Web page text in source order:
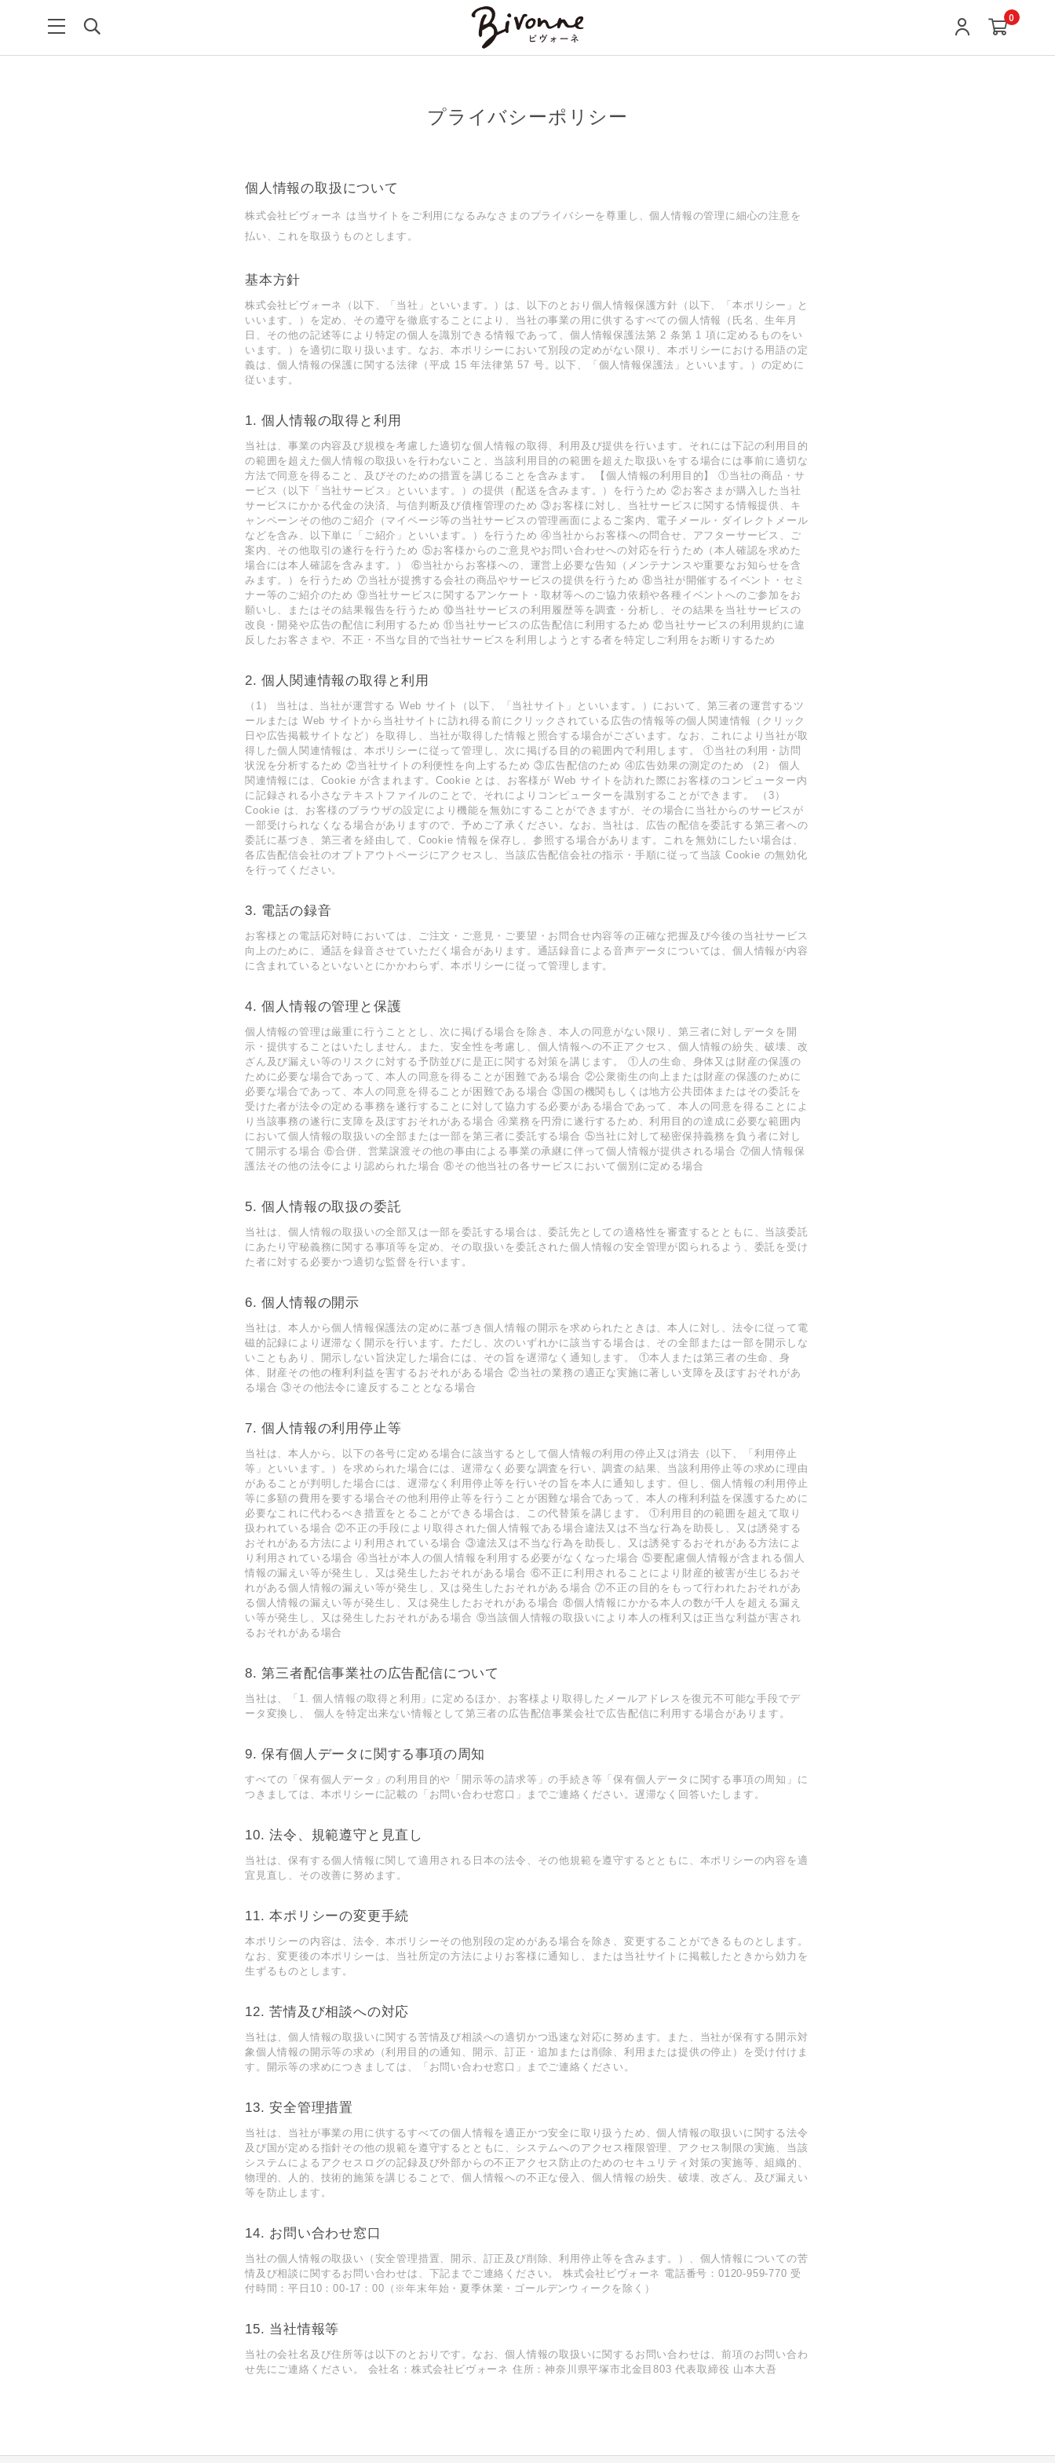
0
プライバシーポリシー
個人情報の取扱について
株式会社ビヴォーネ は当サイトをご利用になるみなさまのプライバシーを尊重し、個人情報の管理に細心の注意を
払い、これを取扱うものとします。
基本方針
株式会社ビヴォーネ（以下、「当社」といいます。）は、以下のとおり個⼈情報保護⽅針（以下、「本ポリシー」と
いいます。）を定め、その遵守を徹底することにより、当社の事業の⽤に供するすべての個⼈情報（⽒名、⽣年⽉
⽇、その他の記述等により特定の個⼈を識別できる情報であって、個⼈情報保護法第 2 条第 1 項に定めるものをい
います。）を適切に取り扱います。なお、本ポリシーにおいて別段の定めがない限り、本ポリシーにおける⽤語の定
義は、個⼈情報の保護に関する法律（平成 15 年法律第 57 号。以下、「個⼈情報保護法」といいます。）の定めに
従います。
1. 個⼈情報の取得と利⽤
当社は、事業の内容及び規模を考慮した適切な個⼈情報の取得、利⽤及び提供を⾏います。それには下記の利⽤⽬的
の範囲を超えた個⼈情報の取扱いを⾏わないこと、当該利⽤⽬的の範囲を超えた取扱いをする場合には事前に適切な
⽅法で同意を得ること、及びそのための措置を講じることを含みます。 【個⼈情報の利⽤⽬的】 ①当社の商品・サ
ービス（以下「当社サービス」といいます。）の提供（配送を含みます。）を⾏うため ②お客さまが購⼊した当社
サービスにかかる代⾦の決済、与信判断及び債権管理のため ③お客様に対し、当社サービスに関する情報提供、キ
ャンペーンその他のご紹介（マイページ等の当社サービスの管理画⾯によるご案内、電⼦メール・ダイレクトメール
などを含み、以下単に「ご紹介」といいます。）を⾏うため ④当社からお客様への問合せ、アフターサービス、ご
案内、その他取引の遂⾏を⾏うため ⑤お客様からのご意⾒やお問い合わせへの対応を⾏うため（本⼈確認を求めた
場合には本⼈確認を含みます。） ⑥当社からお客様への、運営上必要な告知（メンテナンスや重要なお知らせを含
みます。）を⾏うため ⑦当社が提携する会社の商品やサービスの提供を⾏うため ⑧当社が開催するイベント・セミ
ナー等のご紹介のため ⑨当社サービスに関するアンケート・取材等へのご協⼒依頼や各種イベントへのご参加をお
願いし、またはその結果報告を⾏うため ⑩当社サービスの利⽤履歴等を調査・分析し、その結果を当社サービスの
改良・開発や広告の配信に利⽤するため ⑪当社サービスの広告配信に利⽤するため ⑫当社サービスの利⽤規約に違
反したお客さまや、不正・不当な⽬的で当社サービスを利⽤しようとする者を特定しご利⽤をお断りするため
2. 個⼈関連情報の取得と利⽤
（1） 当社は、当社が運営する Web サイト（以下、「当社サイト」といいます。）において、第三者の運営するツ
ールまたは Web サイトから当社サイトに訪れ得る前にクリックされている広告の情報等の個⼈関連情報（クリック
⽇や広告掲載サイトなど）を取得し、当社が取得した情報と照合する場合がございます。なお、これにより当社が取
得した個⼈関連情報は、本ポリシーに従って管理し、次に掲げる⽬的の範囲内で利⽤します。 ①当社の利⽤・訪問
状況を分析するため ②当社サイトの利便性を向上するため ③広告配信のため ④広告効果の測定のため （2） 個⼈
関連情報には、Cookie が含まれます。Cookie とは、お客様が Web サイトを訪れた際にお客様のコンピューター内
に記録される⼩さなテキストファイルのことで、それによりコンピューターを識別することができます。 （3）
Cookie は、お客様のブラウザの設定により機能を無効にすることができますが、その場合に当社からのサービスが
⼀部受けられなくなる場合がありますので、予めご了承ください。なお、当社は、広告の配信を委託する第三者への
委託に基づき、第三者を経由して、Cookie 情報を保存し、参照する場合があります。これを無効にしたい場合は、
各広告配信会社のオプトアウトページにアクセスし、当該広告配信会社の指⽰・⼿順に従って当該 Cookie の無効化
を⾏ってください。
3. 電話の録⾳
お客様との電話応対時においては、ご注⽂・ご意⾒・ご要望・お問合せ内容等の正確な把握及び今後の当社サービス
向上のために、通話を録⾳させていただく場合があります。通話録⾳による⾳声データについては、個⼈情報が内容
に含まれているといないとにかかわらず、本ポリシーに従って管理します。
4. 個⼈情報の管理と保護
個⼈情報の管理は厳重に⾏うこととし、次に掲げる場合を除き、本⼈の同意がない限り、第三者に対しデータを開
⽰・提供することはいたしません。また、安全性を考慮し、個⼈情報への不正アクセス、個⼈情報の紛失、破壊、改
ざん及び漏えい等のリスクに対する予防並びに是正に関する対策を講じます。 ①⼈の⽣命、⾝体⼜は財産の保護の
ために必要な場合であって、本⼈の同意を得ることが困難である場合 ②公衆衛⽣の向上または財産の保護のために
必要な場合であって、本⼈の同意を得ることが困難である場合 ③国の機関もしくは地⽅公共団体またはその委託を
受けた者が法令の定める事務を遂⾏することに対して協⼒する必要がある場合であって、本⼈の同意を得ることによ
り当該事務の遂⾏に⽀障を及ぼすおそれがある場合 ④業務を円滑に遂⾏するため、利⽤⽬的の達成に必要な範囲内
において個⼈情報の取扱いの全部または⼀部を第三者に委託する場合 ⑤当社に対して秘密保持義務を負う者に対し
て開⽰する場合 ⑥合併、営業譲渡その他の事由による事業の承継に伴って個⼈情報が提供される場合 ⑦個⼈情報保
護法その他の法令により認められた場合 ⑧その他当社の各サービスにおいて個別に定める場合
5. 個⼈情報の取扱の委託
当社は、個⼈情報の取扱いの全部⼜は⼀部を委託する場合は、委託先としての適格性を審査するとともに、当該委託
にあたり守秘義務に関する事項等を定め、その取扱いを委託された個⼈情報の安全管理が図られるよう、委託を受け
た者に対する必要かつ適切な監督を⾏います。
6. 個⼈情報の開⽰
当社は、本⼈から個⼈情報保護法の定めに基づき個⼈情報の開⽰を求められたときは、本⼈に対し、法令に従って電
磁的記録により遅滞なく開⽰を⾏います。ただし、次のいずれかに該当する場合は、その全部または⼀部を開⽰しな
いこともあり、開⽰しない旨決定した場合には、その旨を遅滞なく通知します。 ①本⼈または第三者の⽣命、⾝
体、財産その他の権利利益を害するおそれがある場合 ②当社の業務の適正な実施に著しい⽀障を及ぼすおそれがあ
る場合 ③その他法令に違反することとなる場合
7. 個⼈情報の利⽤停⽌等
当社は、本⼈から、以下の各号に定める場合に該当するとして個⼈情報の利⽤の停⽌⼜は消去（以下、「利⽤停⽌
等」といいます。）を求められた場合には、遅滞なく必要な調査を⾏い、調査の結果、当該利⽤停⽌等の求めに理由
があることが判明した場合には、遅滞なく利⽤停⽌等を⾏いその旨を本⼈に通知します。但し、個⼈情報の利⽤停⽌
等に多額の費⽤を要する場合その他利⽤停⽌等を⾏うことが困難な場合であって、本⼈の権利利益を保護するために
必要なこれに代わるべき措置をとることができる場合は、この代替策を講じます。 ①利⽤⽬的の範囲を超えて取り
扱われている場合 ②不正の⼿段により取得された個⼈情報である場合違法⼜は不当な⾏為を助⻑し、⼜は誘発する
おそれがある⽅法により利⽤されている場合 ③違法⼜は不当な⾏為を助⻑し、⼜は誘発するおそれがある⽅法によ
り利⽤されている場合 ④当社が本⼈の個⼈情報を利⽤する必要がなくなった場合 ⑤要配慮個⼈情報が含まれる個⼈
情報の漏えい等が発⽣し、⼜は発⽣したおそれがある場合 ⑥不正に利⽤されることにより財産的被害が⽣じるおそ
れがある個⼈情報の漏えい等が発⽣し、⼜は発⽣したおそれがある場合 ⑦不正の⽬的をもって⾏われたおそれがあ
る個⼈情報の漏えい等が発⽣し、⼜は発⽣したおそれがある場合 ⑧個⼈情報にかかる本⼈の数が千⼈を超える漏え
い等が発⽣し、⼜は発⽣したおそれがある場合 ⑨当該個⼈情報の取扱いにより本⼈の権利⼜は正当な利益が害され
るおそれがある場合
8. 第三者配信事業社の広告配信について
当社は、「1. 個⼈情報の取得と利⽤」に定めるほか、お客様より取得したメールアドレスを復元不可能な⼿段でデ
ータ変換し、 個⼈を特定出来ない情報として第三者の広告配信事業会社で広告配信に利⽤する場合があります。
9. 保有個⼈データに関する事項の周知
すべての「保有個⼈データ」の利⽤⽬的や「開⽰等の請求等」の⼿続き等「保有個⼈データに関する事項の周知」に
つきましては、本ポリシーに記載の「お問い合わせ窓⼝」までご連絡ください。遅滞なく回答いたします。
10. 法令、規範遵守と⾒直し
当社は、保有する個⼈情報に関して適⽤される⽇本の法令、その他規範を遵守するとともに、本ポリシーの内容を適
宜⾒直し、その改善に努めます。
11. 本ポリシーの変更⼿続
本ポリシーの内容は、法令、本ポリシーその他別段の定めがある場合を除き、変更することができるものとします。
なお、変更後の本ポリシーは、当社所定の⽅法によりお客様に通知し、または当社サイトに掲載したときから効⼒を
⽣ずるものとします。
12. 苦情及び相談への対応
当社は、個⼈情報の取扱いに関する苦情及び相談への適切かつ迅速な対応に努めます。また、当社が保有する開⽰対
象個⼈情報の開⽰等の求め（利⽤⽬的の通知、開⽰、訂正・追加または削除、利⽤または提供の停⽌）を受け付けま
す。開⽰等の求めにつきましては、「お問い合わせ窓⼝」までご連絡ください。
13. 安全管理措置
当社は、当社が事業の⽤に供するすべての個⼈情報を適正かつ安全に取り扱うため、個⼈情報の取扱いに関する法令
及び国が定める指針その他の規範を遵守するとともに、システムへのアクセス権限管理、アクセス制限の実施、当該
システムによるアクセスログの記録及び外部からの不正アクセス防⽌のためのセキュリティ対策の実施等、組織的、
物理的、⼈的、技術的施策を講じることで、個⼈情報への不正な侵⼊、個⼈情報の紛失、破壊、改ざん、及び漏えい
等を防⽌します。
14. お問い合わせ窓⼝
当社の個⼈情報の取扱い（安全管理措置、開⽰、訂正及び削除、利⽤停⽌等を含みます。）、個⼈情報についての苦
情及び相談に関するお問い合わせは、下記までご連絡ください。 株式会社ビヴォーネ 電話番号：0120-959-770 受
付時間：平⽇10：00-17：00（※年末年始・夏季休業・ゴールデンウィークを除く）
15. 当社情報等
当社の会社名及び住所等は以下のとおりです。なお、個⼈情報の取扱いに関するお問い合わせは、前項のお問い合わ
せ先にご連絡ください。 会社名：株式会社ビヴォーネ 住所：神奈川県平塚市北金目803 代表取締役 山本大吾